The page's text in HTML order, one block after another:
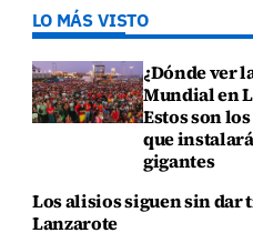
LO MÁS VISTO
¿Dónde ver
Mundial en
Estos son
que
gigantes
Los alisios siguen sin dar
Lanzarote